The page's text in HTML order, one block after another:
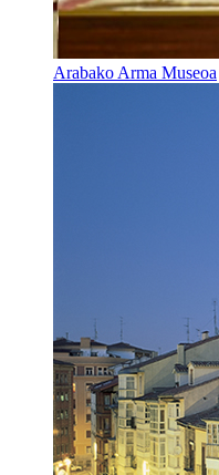
Arabako Arma Museoa